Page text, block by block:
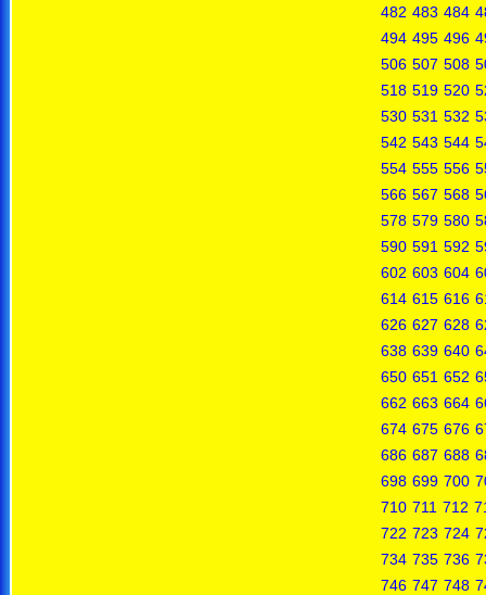
482 483 484
494 495 496
506 507 508
518 519 520
530 531 532
542 543 544
554 555 556
566 567 568
578 579 580
590 591 592
602 603 604
614 615 616
626 627 628
638 639 640
650 651 652
662 663 664
674 675 676
686 687 688
698 699 700
710 711 712
722 723 724
734 735 736
746 747 748